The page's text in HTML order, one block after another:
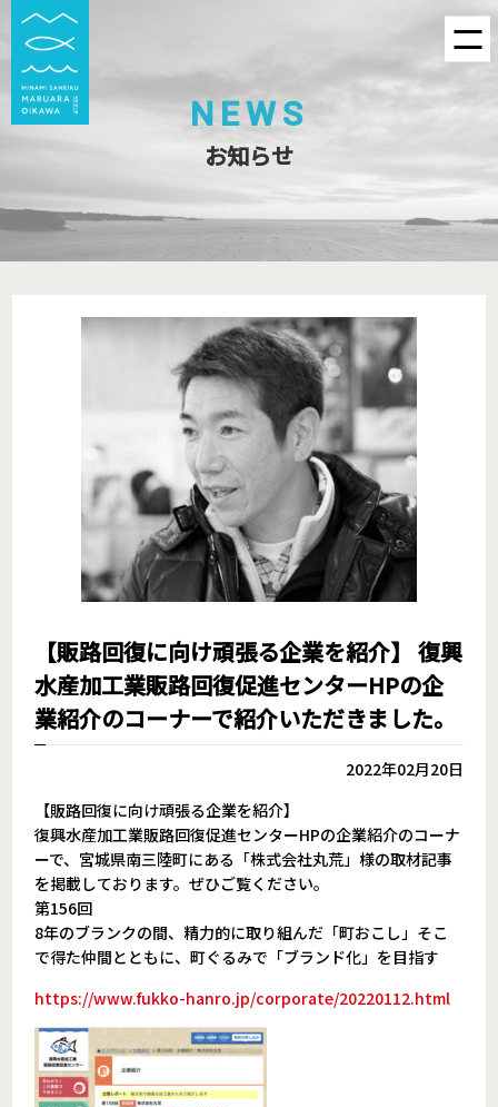
NEWS
お知らせ
【販路回復に向け頑張る企業を紹介】 復興
水産加工業販路回復促進センターHPの企
業紹介のコーナーで紹介いただきました。
2022年02月20日
【販路回復に向け頑張る企業を紹介】
復興水産加工業販路回復促進センターHPの企業紹介のコーナ
ーで、宮城県南三陸町にある「株式会社丸荒」様の取材記事
を掲載しております。ぜひご覧ください。
第156回
8年のブランクの間、精力的に取り組んだ「町おこし」そこ
で得た仲間とともに、町ぐるみで「ブランド化」を目指す
https://www.fukko-hanro.jp/corporate/20220112.html